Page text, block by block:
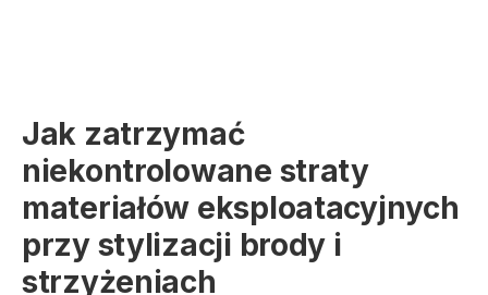
Jak zatrzymać
niekontrolowane straty
materiałów eksploatacyjnych
przy stylizacji brody i
strzyżeniach